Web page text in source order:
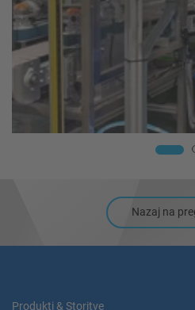
Nazaj na
Produkti & Storitve